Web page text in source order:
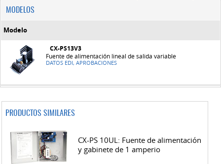
MODELOS
Modelo
CX-PS13V3
Fuente de alimentación lineal de salida variable
DATOS EDI, APROBACIONES
PRODUCTOS SIMILARES
CX-PS 10UL: Fuente de alimentación
y gabinete de 1 amperio